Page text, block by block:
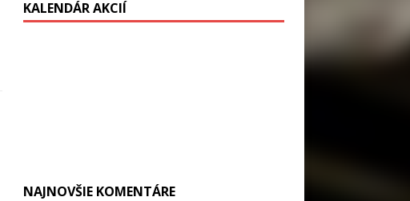
KALENDÁR AKCIÍ
NAJNOVŠIE KOMENTÁRE